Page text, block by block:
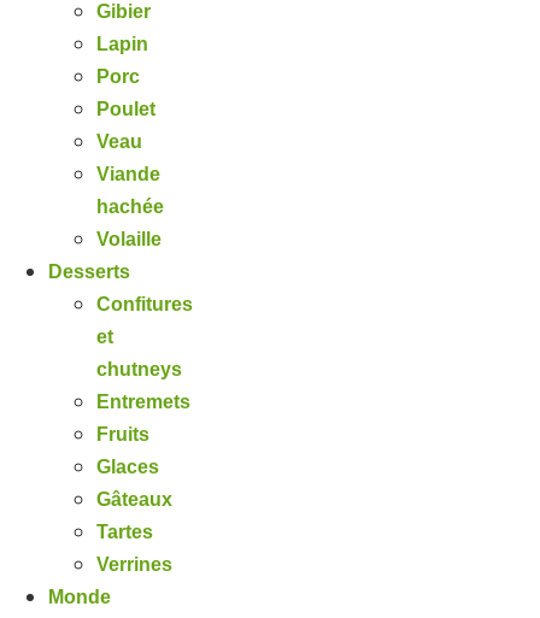
Gibier
Lapin
Porc
Poulet
Veau
Viande
hachée
Volaille
Desserts
Confitures
et
chutneys
Entremets
Fruits
Glaces
Gâteaux
Tartes
Verrines
Monde